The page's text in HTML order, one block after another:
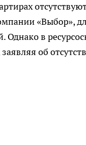
«Выбор»,
Однако в
об